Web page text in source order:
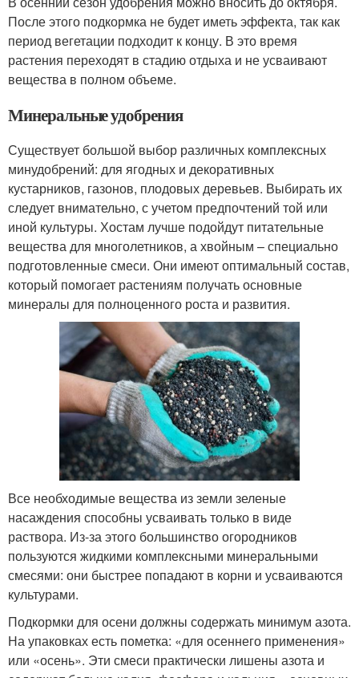
После этого подкормка не будет иметь эффекта, так как
период вегетации подходит к концу. В это время
растения переходят в стадию отдыха и не усваивают
вещества в полном объеме.
Минеральные удобрения
Существует большой выбор различных комплексных
минудобрений: для ягодных и декоративных
кустарников, газонов, плодовых деревьев. Выбирать их
следует внимательно, с учетом предпочтений той или
иной культуры. Хостам лучше подойдут питательные
вещества для многолетников, а хвойным – специально
подготовленные смеси. Они имеют оптимальный состав,
который помогает растениям получать основные
минералы для полноценного роста и развития.
Все необходимые вещества из земли зеленые
насаждения способны усваивать только в виде
раствора. Из-за этого большинство огородников
пользуются жидкими комплексными минеральными
смесями: они быстрее попадают в корни и усваиваются
культурами.
Подкормки для осени должны содержать минимум азота.
На упаковках есть пометка: «для осеннего применения»
или «осень». Эти смеси практически лишены азота и